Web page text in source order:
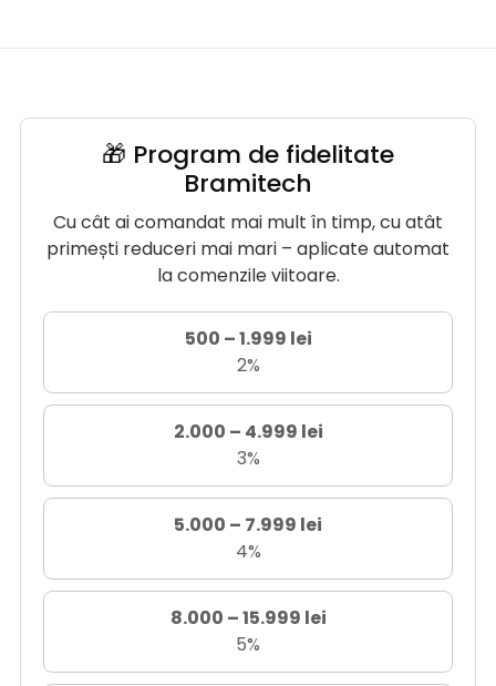
🎁 Program de fidelitate
Bramitech
Cu cât ai comandat mai mult în timp, cu atât
primești reduceri mai mari – aplicate automat
la comenzile viitoare.
500 – 1.999 lei
2%
2.000 – 4.999 lei
3%
5.000 – 7.999 lei
4%
8.000 – 15.999 lei
5%